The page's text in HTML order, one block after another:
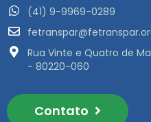
(41) 9-9969-0289
Rua Vinte e Quatro de
- 80220-060
Contato